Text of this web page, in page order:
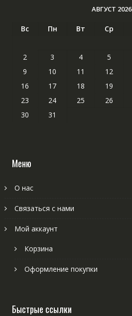
АВГУСТ 2026
Вс Пн Вт Ср
2
3 4 5
9
10 11 12
16
17 18 19
23
24 25 26
30
31
Меню
О нас
Связаться с нами
Мой аккаунт
Корзина
Оформление покупки
Быстрые ссылки